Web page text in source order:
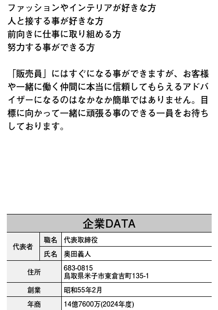
ファッションやインテリアが好きな方
人と接する事が好きな方
前向きに仕事に取り組める方
努力する事ができる方
「販売員」にはすぐになる事ができますが、お客様
や一緒に働く仲間に本当に信頼してもらえるアドバ
イザーになるのはなかなか簡単ではありません。目
標に向かって一緒に頑張る事のできる一員をお待ち
しております。
企業DATA
代表者
職名
代表取締役
氏名
奥田義人
住所
683-0815
鳥取県米子市東倉吉町135-1
創業
昭和55年2月
年商
14億7600万(2024年度)